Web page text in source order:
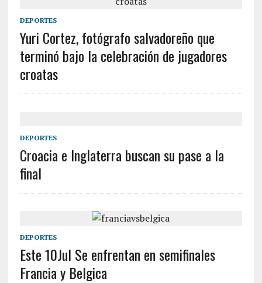
DEPORTES
Yuri Cortez, fotógrafo salvadoreño que
terminó bajo la celebración de jugadores
croatas
DEPORTES
Croacia e Inglaterra buscan su pase a la
final
DEPORTES
Este 10Jul Se enfrentan en semifinales
Francia y Belgica